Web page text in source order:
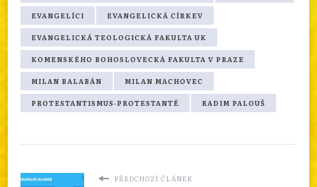
EVANGELÍCI EVANGELICKÁ CÍRKEV
EVANGELICKÁ TEOLOGICKÁ FAKULTA UK
KOMENSKÉHO BOHOSLOVECKÁ FAKULTA V PRAZE
MILAN BALABÁN MILAN MACHOVEC
PROTESTANTISMUS-PROTESTANTÉ RADIM PALOUŠ
PŘEDCHOZÍ ČLÁNEK